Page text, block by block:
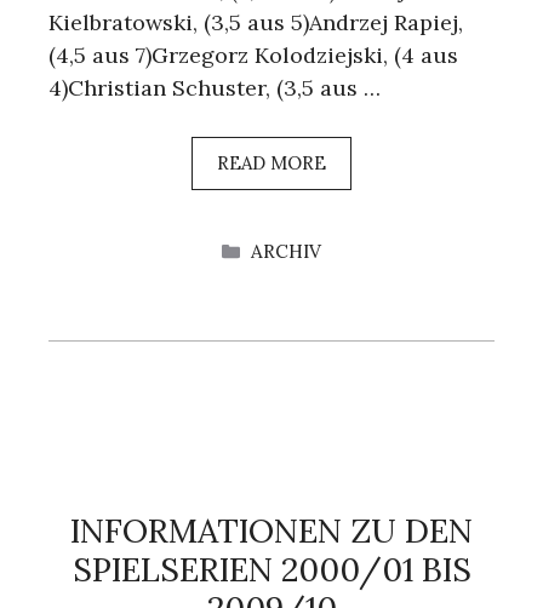
Kielbratowski, (3,5 aus 5)Andrzej Rapiej,
(4,5 aus 7)Grzegorz Kolodziejski, (4 aus
4)Christian Schuster, (3,5 aus …
READ MORE
KATEGORIEN
ARCHIV
INFORMATIONEN ZU DEN
SPIELSERIEN 2000/01 BIS